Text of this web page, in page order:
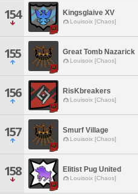
154 Kingsglaive XV
Louisoix [Chaos]
155 Great Tomb Nazarick
Louisoix [Chaos]
156 RisKbreakers
Louisoix [Chaos]
157 Smurf Village
Louisoix [Chaos]
158 Elitist Pug United
Louisoix [Chaos]